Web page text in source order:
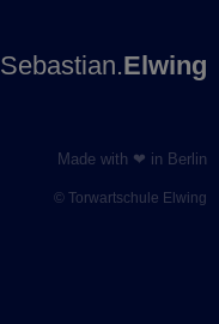
Sebastian.Elwing
Made with ❤ in Berlin
© Torwartschule Elwing